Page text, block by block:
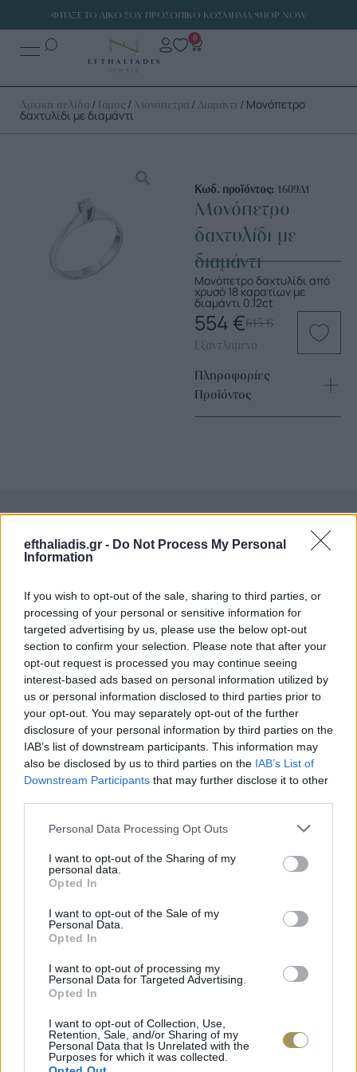
efthaliadis.gr - Do Not Process My Personal
Information
If you wish to opt-out of the sale, sharing to third parties, or
processing of your personal or sensitive information for
targeted advertising by us, please use the below opt-out
section to confirm your selection. Please note that after your
opt-out request is processed you may continue seeing
interest-based ads based on personal information utilized by
us or personal information disclosed to third parties prior to
your opt-out. You may separately opt-out of the further
disclosure of your personal information by third parties on the
IAB’s list of downstream participants. This information may
also be disclosed by us to third parties on the IAB’s List of
Downstream Participants that may further disclose it to other
Personal Data Processing Opt Outs
I want to opt-out of the Sharing of my
personal data.
Opted In
I want to opt-out of the Sale of my
Personal Data.
Opted In
I want to opt-out of processing my
Personal Data for Targeted Advertising.
Opted In
I want to opt-out of Collection, Use,
Retention, Sale, and/or Sharing of my
Personal Data that Is Unrelated with the
Purposes for which it was collected.
ΦΤΙΑΞΕ ΤΟ ΔΙΚΟ ΣΟΥ ΠΡΟΣΩΠΙΚΟ ΚΟΣΜΗΜΑ SHOP NOW
0
Αρχική σελίδα / Γάμος / Μονόπετρα / Διαμάντι / Μονόπετρο
δαχτυλίδι με διαμάντι
Κωδ. προϊόντος: 1609Δ1
Μονόπετρο
δαχτυλίδι με
διαμάντι
Μονόπετρο δαχτυλίδι από
χρυσό 18 καρατίων με
διαμάντι 0.12ct
615€
554 €
Εξαντλημένο
Πληροφορίες
Προϊόντος
Επιλογές Που Ταιριάζουν
Εδώ θα βρείτε τις κορυφαίες επιλογές που ξεχωρίζουν για
το μοναδικό τους στυλ και την εξαιρετική τους ποιότητα.
ΑΝΟΞΕΊΔΩΤΟ ΑΤΣΆΛΙ -10%
JCOU ARIA JU19087-2
134€